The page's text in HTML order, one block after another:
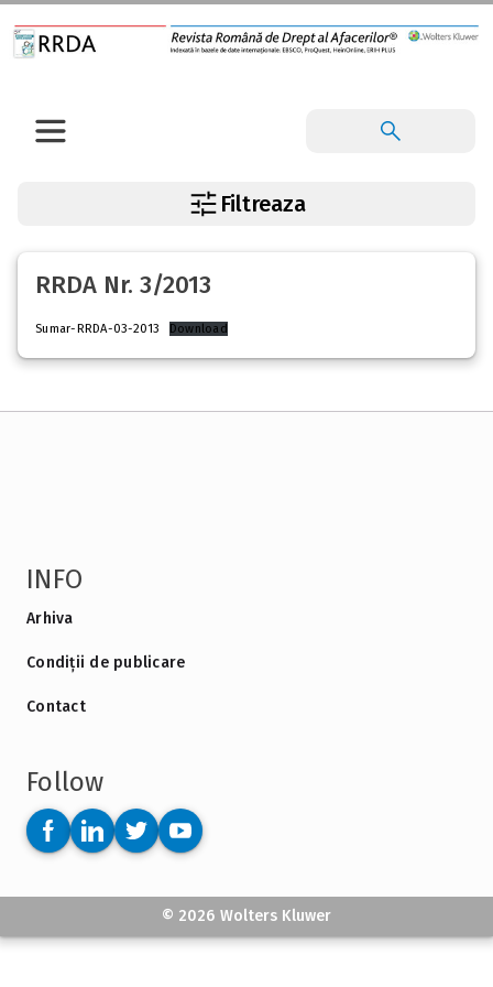
Filtreaza
RRDA Nr. 3/2013
Sumar-RRDA-03-2013 Download
INFO
Arhiva
Condiții de publicare
Contact
Follow
© 2026 Wolters Kluwer